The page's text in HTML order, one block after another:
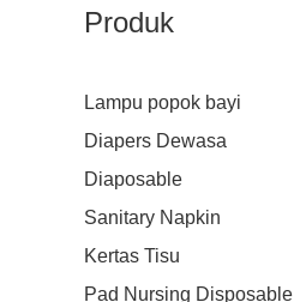
Produk
Lampu popok bayi
Diapers Dewasa
Diaposable
Sanitary Napkin
Kertas Tisu
Pad Nursing Disposable